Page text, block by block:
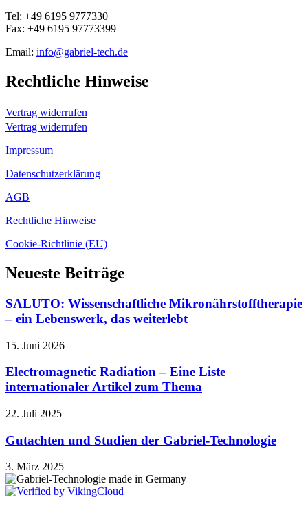
Tel: +49 6195 9777330
Fax: +49 6195 97773399
Email: info@gabriel-tech.de
Rechtliche Hinweise
Vertrag widerrufen
Vertrag widerrufen
Impressum
Datenschutzerklärung
AGB
Rechtliche Hinweise
Cookie-Richtlinie (EU)
Neueste Beiträge
SALUTO: Wissenschaftliche Mikronährstofftherapie
– ein Lebenswerk, das weiterlebt
15. Juni 2026
Electromagnetic Radiation – Eine Liste
internationaler Artikel zum Thema
22. Juli 2025
Gutachten und Studien der Gabriel-Technologie
3. März 2025